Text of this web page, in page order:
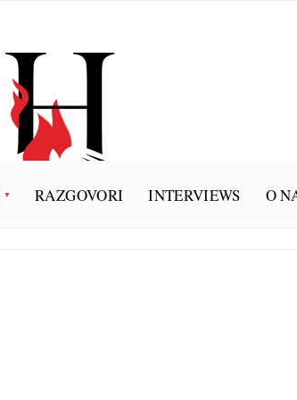
RAZGOVORI INTERVIEWS O